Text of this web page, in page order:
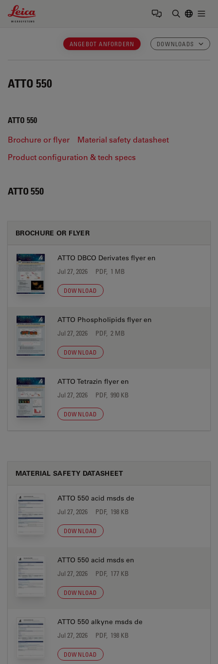
Leica Microsystems Logo
ANGEBOT ANFORDERN DOWNLOADS
ATTO 550
ATTO 550
Brochure or flyer
Material safety datasheet
Product configuration & tech specs
ATTO 550
BROCHURE OR FLYER
ATTO DBCO Derivates flyer en
Jul 27, 2026 PDF, 1 MB
DOWNLOAD
ATTO Phospholipids flyer en
Jul 27, 2026 PDF, 2 MB
DOWNLOAD
ATTO Tetrazin flyer en
Jul 27, 2026 PDF, 990 KB
DOWNLOAD
MATERIAL SAFETY DATASHEET
ATTO 550 acid msds de
Jul 27, 2026 PDF, 198 KB
DOWNLOAD
ATTO 550 acid msds en
Jul 27, 2026 PDF, 177 KB
DOWNLOAD
ATTO 550 alkyne msds de
Jul 27, 2026 PDF, 198 KB
DOWNLOAD